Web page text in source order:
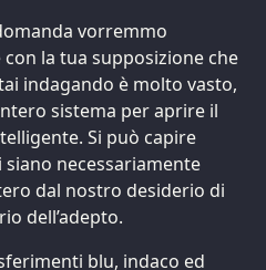
vorremmo
la tua supposizione che
indagando è molto vasto,
sistema per aprire il
Si può capire
necessariamente
dal nostro desiderio di
dell’adepto.
blu, indaco ed